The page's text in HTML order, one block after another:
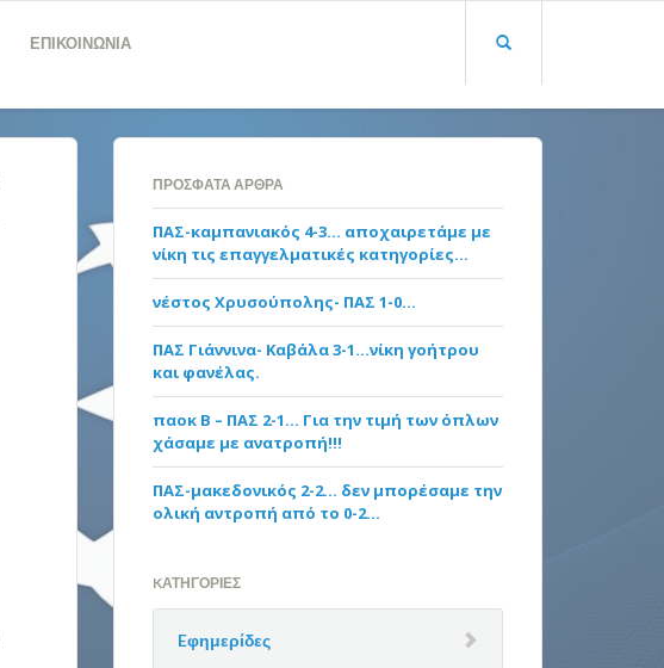
ΕΠΙΚΟΙΝΩΝΙΑ
ΠΡΌΣΦΑΤΑ ΆΡΘΡΑ
ΠΑΣ-καμπανιακός 4-3… αποχαιρετάμε με
νίκη τις επαγγελματικές κατηγορίες…
νέστος Χρυσούπολης- ΠΑΣ 1-0…
ΠΑΣ Γιάννινα- Καβάλα 3-1…νίκη γοήτρου
και φανέλας.
παοκ Β – ΠΑΣ 2-1… Για την τιμή των όπλων
χάσαμε με ανατροπή!!!
ΠΑΣ-μακεδονικός 2-2… δεν μπορέσαμε την
ολική αντροπή από το 0-2…
KΑΤΗΓΟΡΊΕΣ
Eφημερίδες